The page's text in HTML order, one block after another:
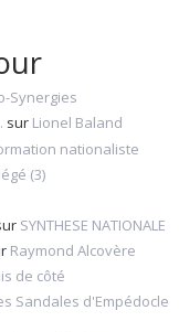
Synergies
sur Lionel Baland
nationaliste
(3)
SYNTHESE NATIONALE
Raymond Alcovère
de côté
Sandales d'Empédocle